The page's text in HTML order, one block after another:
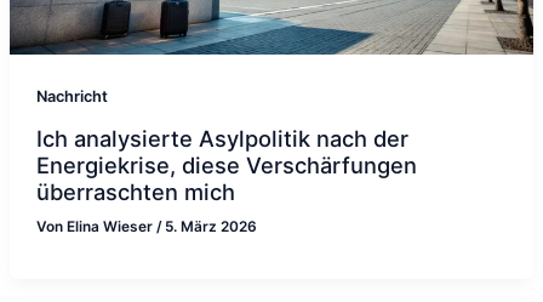
Nachricht
Ich analysierte Asylpolitik nach der
Energiekrise, diese Verschärfungen
überraschten mich
Von Elina Wieser / 5. März 2026